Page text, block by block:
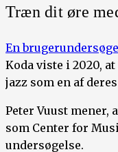
Træn dit øre
En
Koda viste i 2020,
jazz som en af
Peter Vuust
som Center for
undersøgelse.